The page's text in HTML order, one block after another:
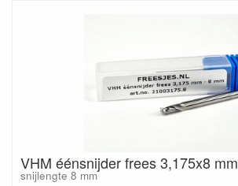
VHM éénsnijder frees 3,175x8 mm
snijlengte 8 mm